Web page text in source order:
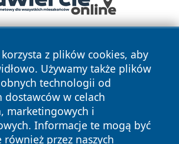
z plików cookies, aby
Używamy także plików
technologii od
dostawców w celach
marketingowych i
Informacje te mogą być
również przez naszych
Wszystkie prawa zastrzeżone.